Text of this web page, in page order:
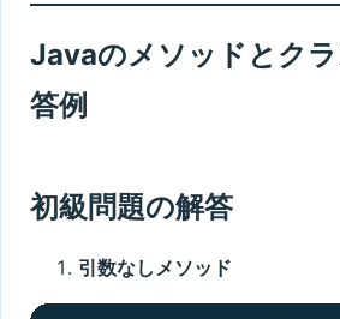
Javaのメソッドとク
答例
初級問題の解答
引数なしメソッド